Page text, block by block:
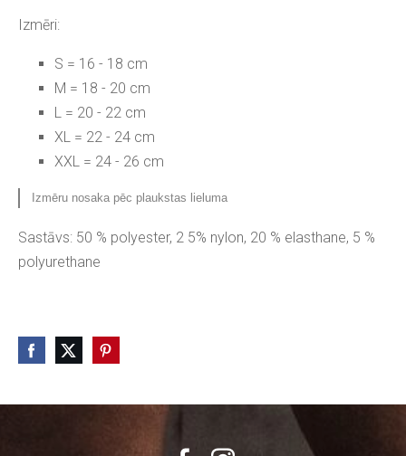
Izmēri:
S = 16 - 18 cm
M = 18 - 20 cm
L = 20 - 22 cm
XL = 22 - 24 cm
XXL = 24 - 26 cm
Izmēru nosaka pēc plaukstas lieluma
Sastāvs: 50 % polyester, 2 5% nylon, 20 % elasthane, 5 %
polyurethane